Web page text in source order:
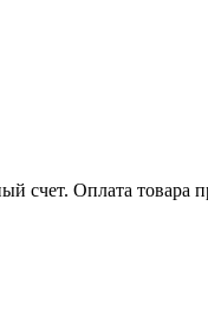
счет. Оплата товара